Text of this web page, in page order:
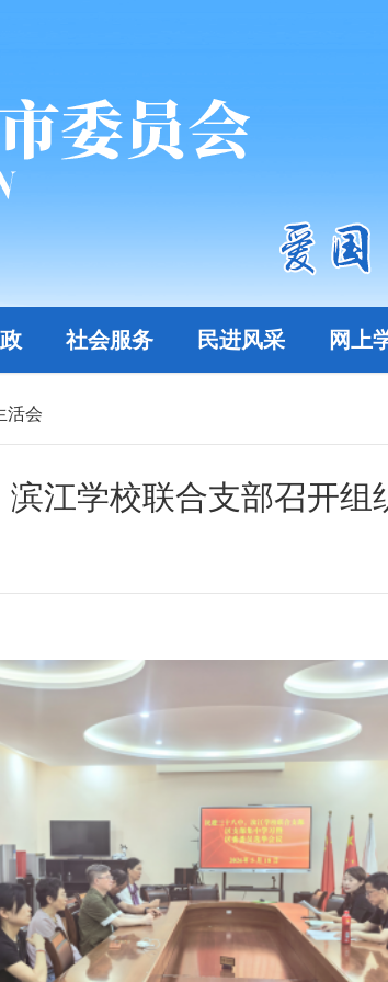
社会服务 民进风采 网上
活会
滨江学校联合支部召开组